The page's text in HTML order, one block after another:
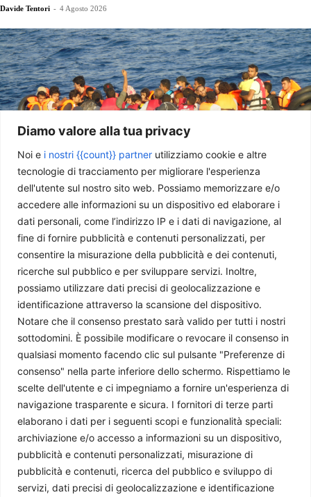
Diamo valore alla tua privacy
Noi e i nostri {{count}} partner utilizziamo cookie e altre
tecnologie di tracciamento per migliorare l'esperienza
dell'utente sul nostro sito web. Possiamo memorizzare e/o
accedere alle informazioni su un dispositivo ed elaborare i
dati personali, come l’indirizzo IP e i dati di navigazione, al
fine di fornire pubblicità e contenuti personalizzati, per
consentire la misurazione della pubblicità e dei contenuti,
ricerche sul pubblico e per sviluppare servizi. Inoltre,
possiamo utilizzare dati precisi di geolocalizzazione e
identificazione attraverso la scansione del dispositivo.
Notare che il consenso prestato sarà valido per tutti i nostri
sottodomini. È possibile modificare o revocare il consenso in
qualsiasi momento facendo clic sul pulsante "Preferenze di
consenso" nella parte inferiore dello schermo. Rispettiamo le
scelte dell'utente e ci impegniamo a fornire un'esperienza di
navigazione trasparente e sicura. I fornitori di terze parti
elaborano i dati per i seguenti scopi e funzionalità speciali:
archiviazione e/o accesso a informazioni su un dispositivo,
pubblicità e contenuti personalizzati, misurazione di
pubblicità e contenuti, ricerca del pubblico e sviluppo di
servizi, dati precisi di geolocalizzazione e identificazione
Davide Tentori - 4 Agosto 2026
La realtà dell’immigrazione in Europa
L’Irlanda assume la presidenza di turno del Consiglio
dell’Unione Europea
Giorgio Fioravanti 27 Luglio 2026